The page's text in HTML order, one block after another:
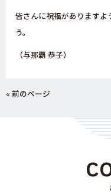
皆さんに祝福がありますよ
う。
（与那覇 恭子）
« 前のページ